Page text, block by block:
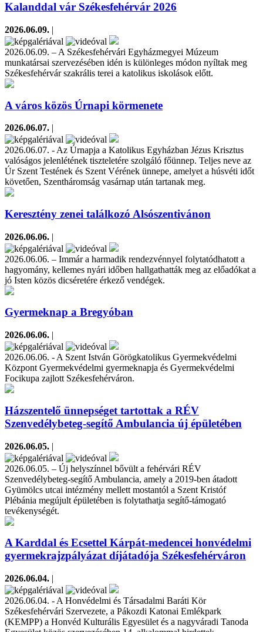
Kalanddal vár Székesfehérvár 2026
2026.06.09. |
2026.06.09. – A Székesfehérvári Egyházmegyei Múzeum
munkatársai szervezésében idén is különleges módon nyíltak meg
Székesfehérvár szakrális terei a katolikus iskolások előtt.
A város közös Úrnapi körmenete
2026.06.07. |
2026.06.07. - Az Úrnapja a Katolikus Egyházban Jézus Krisztus
valóságos jelenlétének tiszteletére szolgáló főünnep. Teljes neve az
Úr Szent Testének és Szent Vérének ünnepe, amelyet a húsvéti időt
követően, Szentháromság vasárnap után tartanak meg.
Keresztény zenei találkozó Alsószentivánon
2026.06.06. |
2026.06.06. – Immár a harmadik rendezvénnyel folytatódhatott a
hagyomány, kellemes nyári időben hallgathatták meg az előadókat a
jó Isten közös dicséretére érkező vendégek.
Gyermeknap a Bregyóban
2026.06.06. |
2026.06.06. - A Szent István Görögkatolikus Gyermekvédelmi
Központ Gyermekvédelmi gyermeknapja és Gyermekvédelmi
Focikupa zajlott Székesfehérváron.
Házszentelő ünnepséget tartottak a RÉV
Szenvedélybeteg-segítő Ambulancia új épületében
2026.06.05. |
2026.06.05. – Új helyszínnel bővült a fehérvári RÉV
Szenvedélybeteg-segítő Ambulancia, amely a 2019-ben átadott
Gyümölcs utcai intézmény mellett mostantól a Szent Kristóf
Plébánia megújult épületében is folytathatja segítő-támogató
tevékenységét.
A Karddal és Ecsettel Kárpát-medencei honvédelmi
gyermekrajzpályázat díjátadója Székesfehérváron
2026.06.04. |
2026.06.04. - A Honvédelmi és Társadalmi Baráti Kör
Székesfehérvári Szervezete, a Pákozdi Katonai Emlékpark
(KEMPP) a Honvéd Kulturális Egyesület és a nagyváradi Tanoda